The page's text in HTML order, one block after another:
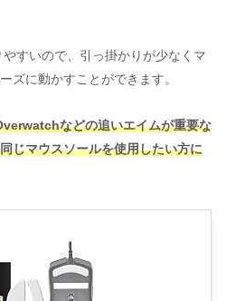
すいので、引っ掛かりが少なくマ
ズに動かすことができます。
などの追いエイムが重要な
じマウスソールを使用したい方に